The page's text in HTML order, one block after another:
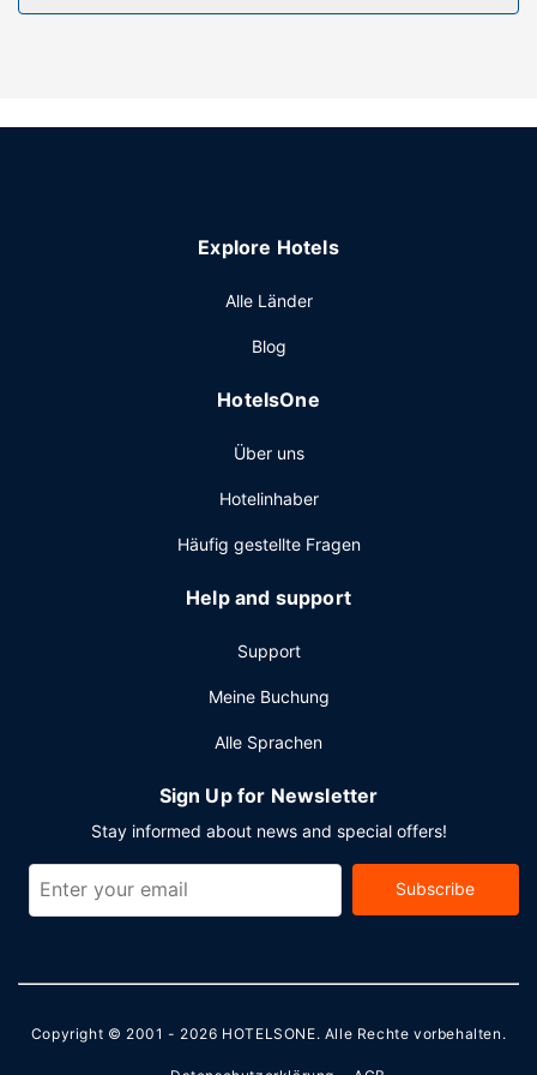
ein Souvenirladen/Kiosk und ein Hochzeitsservice.
Wunsch zubereitetes Frühstück angeboten.
Kabel, ein Businesscenter und eine rund um die Uhr
ohne Service (kostenlos).
Explore Hotels
Alle Länder
Blog
HotelsOne
Über uns
Hotelinhaber
Häufig gestellte Fragen
Help and support
Support
Meine Buchung
Alle Sprachen
Sign Up for Newsletter
Stay informed about news and special offers!
Subscribe
Copyright © 2001 - 2026 HOTELSONE. Alle Rechte vorbehalten.